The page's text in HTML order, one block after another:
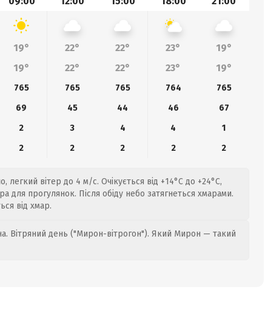
19° 22° 22° 23°
19°
19° 22° 22° 23° 19°
765 765 765 764
765
69 45 44 46
67
2 3 4 4
1
2 2 2 2 2
легкий вітер до 4 м/с. Очікується від +14°C до +24°C,
для прогулянок. Після обіду небо затягнеться хмарами.
від хмар.
Вітряний день ("Мирон-вітрогон"). Який Мирон — такий